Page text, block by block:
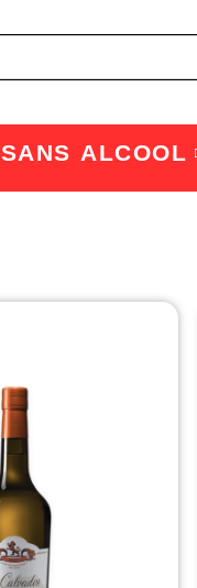
SANS ALCOOL